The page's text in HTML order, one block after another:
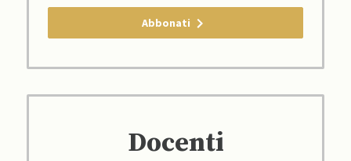
Abbonati
Docenti